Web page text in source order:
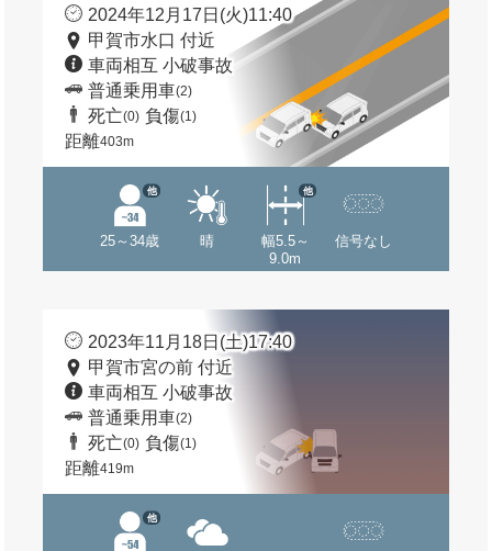
2024年12月17日(火)11:40
甲賀市水口 付近
車両相互 小破事故
普通乗用車(2)
死亡(0) 負傷(1)
距離403m
25～34歳
他
晴
幅5.5～
9.0m
他
信号なし
2023年11月18日(土)17:40
甲賀市宮の前 付近
車両相互 小破事故
普通乗用車(2)
死亡(0) 負傷(1)
距離419m
他